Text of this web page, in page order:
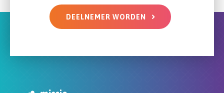
DEELNEMER WORDEN